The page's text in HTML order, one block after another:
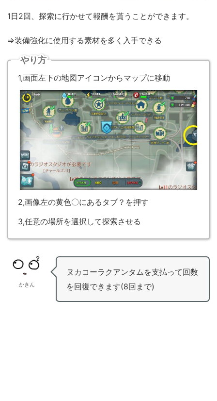
1日2回、探索に行かせて報酬を貰うことができます。
⇒装備強化に使用する素材を多く入手できる
やり方
1,画面左下の地図アイコンからマップに移動
2,画像左の黄色〇にあるタブ？を押す
3,任意の場所を選択して探索させる
かきん
ヌカコーラクアンタムを支払って回数
を回復できます(8回まで)